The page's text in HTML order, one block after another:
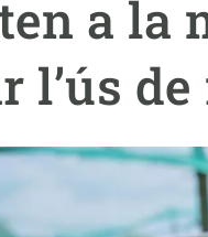
a
l’ús
dels ecosistemes
de la terra
Actions